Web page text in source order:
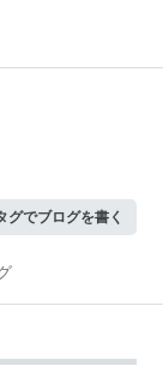
グでブログを書く